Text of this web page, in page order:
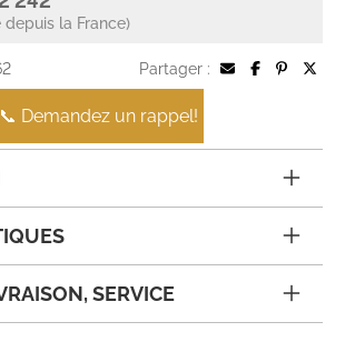
la France)
Partager :
Demandez un rappel!
SERVICE